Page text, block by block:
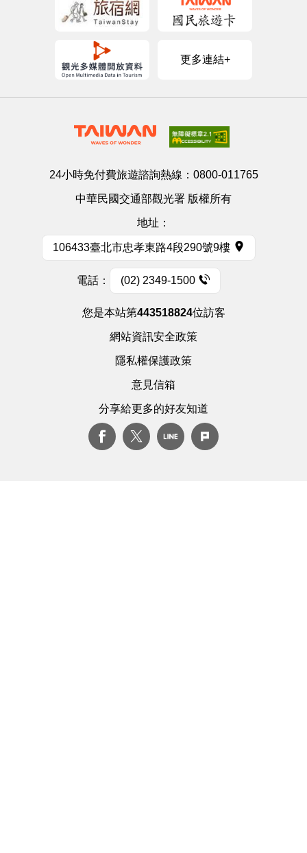
更多連結+
24小時免付費旅遊諮詢熱線： 0800-011765
中華民國交通部觀光署 版權所有
地址：
106433臺北市忠孝東路4段290號9樓
電話： (02) 2349-1500
您是本站第443518824位訪客
網站資訊安全政策
隱私權保護政策
意見信箱
分享給更多的好友知道